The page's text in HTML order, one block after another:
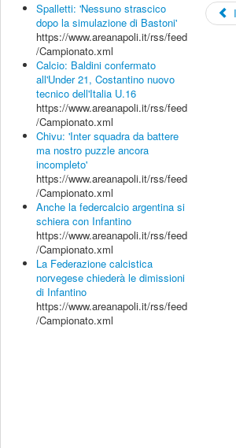
Spalletti: 'Nessuno strascico
dopo la simulazione di Bastoni'
https://www.areanapoli.it/rss/feed
/Campionato.xml
Calcio: Baldini confermato
all'Under 21, Costantino nuovo
tecnico dell'Italia U.16
https://www.areanapoli.it/rss/feed
/Campionato.xml
Chivu: 'Inter squadra da battere
ma nostro puzzle ancora
incompleto'
https://www.areanapoli.it/rss/feed
/Campionato.xml
Anche la federcalcio argentina si
schiera con Infantino
https://www.areanapoli.it/rss/feed
/Campionato.xml
La Federazione calcistica
norvegese chiederà le dimissioni
di Infantino
https://www.areanapoli.it/rss/feed
/Campionato.xml